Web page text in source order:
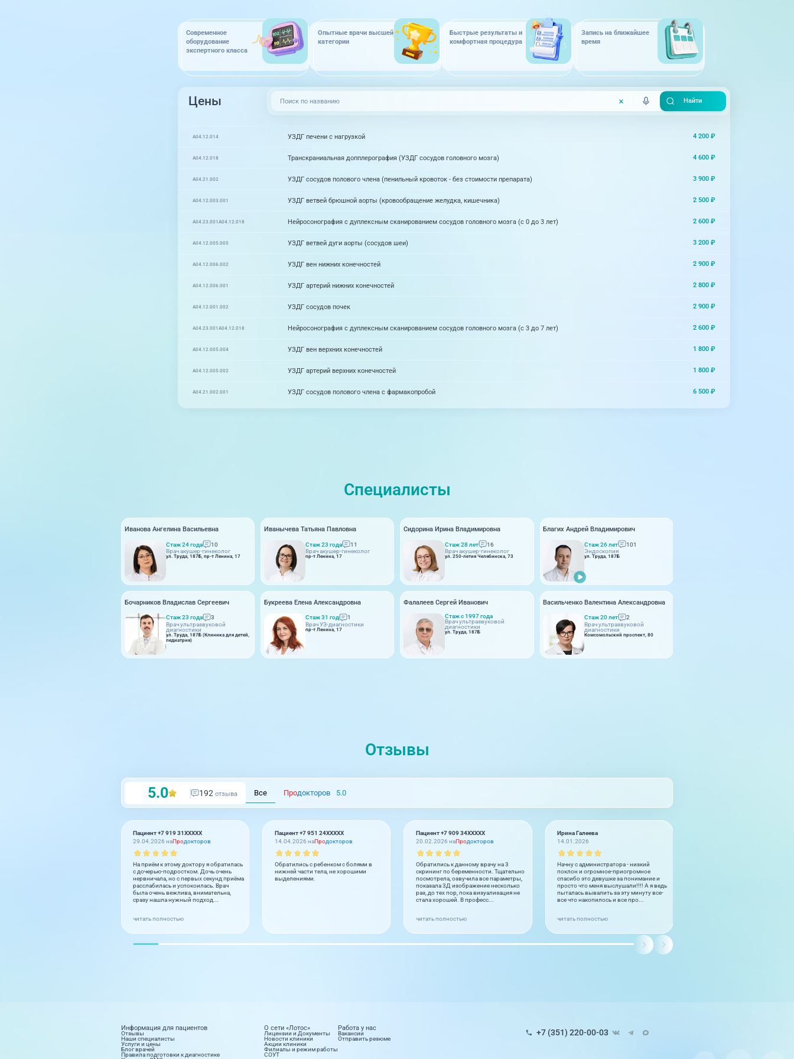
Современное
оборудование
экспертного класса
Опытные врачи высшей
категории
Быстрые результаты и
комфортная процедура
Запись на ближайшее
время
Цены
A04.12.014 УЗДГ печени с нагрузкой 4 200 ₽
A04.12.018 Транскраниальная допплерография (УЗДГ сосудов головного мозга) 4 600 ₽
A04.21.002 УЗДГ сосудов полового члена (пенильный кровоток - без стоимости препарата) 3 900 ₽
A04.12.003.001 УЗДГ ветвей брюшной аорты (кровообращение желудка, кишечника) 2 500 ₽
A04.23.001 A04.12.018 Нейросонография с дуплексным сканированием сосудов головного мозга (с 0 до 3 лет) 2 600 ₽
A04.12.005.005 УЗДГ ветвей дуги аорты (сосудов шеи) 3 200 ₽
A04.12.006.002 УЗДГ вен нижних конечностей 2 900 ₽
A04.12.006.001 УЗДГ артерий нижних конечностей 2 800 ₽
A04.12.001.002 УЗДГ сосудов почек 2 900 ₽
A04.23.001 A04.12.018 Нейросонография с дуплексным сканированием сосудов головного мозга (с 3 до 7 лет) 2 600 ₽
A04.12.005.004 УЗДГ вен верхних конечностей 1 800 ₽
A04.12.005.002 УЗДГ артерий верхних конечностей 1 800 ₽
A04.21.002.001 УЗДГ сосудов полового члена с фармакопробой 6 500 ₽
Специалисты
Иванова Ангелина Васильевна
Стаж 24 года
10
Врач акушер-гинеколог
ул. Труда, 187Б, пр-т Ленина, 17
Иванычева Татьяна Павловна
Стаж 23 года
11
Врач акушер-гинеколог
пр-т Ленина, 17
Сидорина Ирина Владимировна
Стаж 28 лет
16
Врач акушер-гинеколог
ул. 250-летия Челябинска, 73
Благих Андрей Владимирович
Стаж 26 лет
101
Эндоскопия
ул. Труда, 187Б
Бочарников Владислав Сергеевич
Стаж 23 года
3
Врач ультразвуковой
диагностики
ул. Труда, 187Б (Клиника для детей,
педиатрия)
Букреева Елена Александровна
Стаж 31 год
1
Врач УЗ-диагностики
пр-т Ленина, 17
Фалалеев Сергей Иванович
Стаж с 1997 года
Врач ультразвуковой
диагностики
ул. Труда, 187Б
Васильченко Валентина Александровна
Стаж 20 лет
2
Врач ультразвуковой
диагностики
Комсомольский проспект, 80
Отзывы
5.0 192 отзыва Все Продокторов 5.0
Пациент +7 919 31XXXXX
29.04.2026 наПродокторов
На приём к этому доктору я обратилась
с дочерью-подростком. Дочь очень
нервничала, но с первых секунд приёма
расслабилась и успокоилась. Врач
была очень вежлива, внимательна,
сразу нашла нужный подход...
читать полностью
Пациент +7 951 24XXXXX
14.04.2026 наПродокторов
Обратились с ребенком с болями в
нижней части тела, не хорошими
выделениями.
Пациент +7 909 34XXXXX
20.02.2026 наПродокторов
Обратились к данному врачу на 3
скрининг по беременности. Тщательно
посмотрела, озвучила все параметры,
показала 3Д изображение несколько
раз, до тех пор, пока визуализация не
стала хорошей. В професс...
читать полностью
Ирина Галеева
14.01.2026
Начну с администратора - низкий
поклон и огромное-приогромное
спасибо это девушке за понимание и
просто что меня выслушали!!!! А я ведь
пыталась вывалить за эту минуту все-
все что накопилось и все про...
читать полностью
+7 (351) 220-00-03
Информация для пациентов
Отзывы
Наши специалисты
Услуги и цены
Блог врачей
Правила подготовки к диагностике
О сети «Лотос»
Лицензии и Документы
Новости клиники
Акции клиники
Филиалы и режим работы
СОУТ
Работа у нас
Вакансии
Отправить резюме